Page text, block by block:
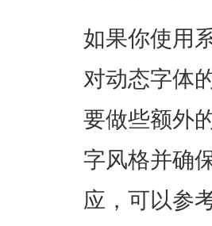
如果你使用
对动态字体
要做些额外
字风格并确
应，可以参